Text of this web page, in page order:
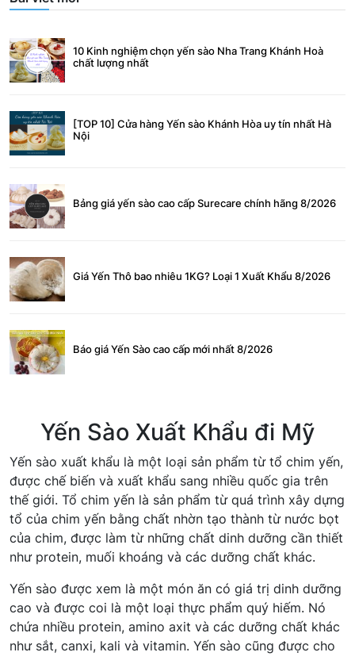
10 Kinh nghiệm chọn yến sào Nha Trang Khánh Hoà
chất lượng nhất
[TOP 10] Cửa hàng Yến sào Khánh Hòa uy tín nhất Hà
Nội
Bảng giá yến sào cao cấp Surecare chính hãng 8/2026
Giá Yến Thô bao nhiêu 1KG? Loại 1 Xuất Khẩu 8/2026
Báo giá Yến Sào cao cấp mới nhất 8/2026
Yến Sào Xuất Khẩu đi Mỹ
Yến sào xuất khẩu là một loại sản phẩm từ tổ chim yến,
được chế biến và xuất khẩu sang nhiều quốc gia trên
thế giới. Tổ chim yến là sản phẩm từ quá trình xây dựng
tổ của chim yến bằng chất nhờn tạo thành từ nước bọt
của chim, được làm từ những chất dinh dưỡng cần thiết
như protein, muối khoáng và các dưỡng chất khác.
Yến sào được xem là một món ăn có giá trị dinh dưỡng
cao và được coi là một loại thực phẩm quý hiếm. Nó
chứa nhiều protein, amino axit và các dưỡng chất khác
như sắt, canxi, kali và vitamin. Yến sào cũng được cho